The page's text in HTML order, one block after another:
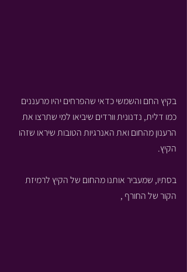
בקיץ החם והשמשי כדאי שהפרחים יהיו מרעננים
כמו דלית, נדנונית וורדים שיביאו למי שתרצו את
הרענון מהחום ואת האנרגיות הטובות שיראו שזהו
הקיץ.
בסתיו, שמעביר אותנו מהחום של הקיץ לרמיזת
הקור של החורף ,